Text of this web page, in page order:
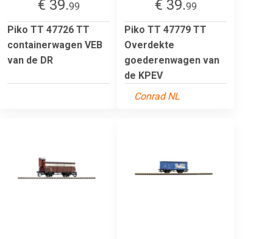
€ 39.99
Piko TT 47726 TT
containerwagen VEB
van de DR
€ 39.99
Piko TT 47779 TT
Overdekte
goederenwagen van
de KPEV
Conrad NL